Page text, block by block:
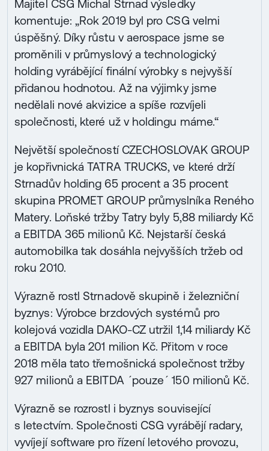
Majitel CSG Michal Strnad výsledky
komentuje: „Rok 2019 byl pro CSG velmi
úspěšný. Díky růstu v aerospace jsme se
proměnili v průmyslový a technologický
holding vyrábějící finální výrobky s nejvyšší
přidanou hodnotou. Až na výjimky jsme
nedělali nové akvizice a spíše rozvíjeli
společnosti, které už v holdingu máme.“
Největší společností CZECHOSLOVAK GROUP
je kopřivnická TATRA TRUCKS, ve které drží
Strnadův holding 65 procent a 35 procent
skupina PROMET GROUP průmyslníka Reného
Matery. Loňské tržby Tatry byly 5,88 miliardy Kč
a EBITDA 365 milionů Kč. Nejstarší česká
automobilka tak dosáhla nejvyšších tržeb od
roku 2010.
Výrazně rostl Strnadově skupině i železniční
byznys: Výrobce brzdových systémů pro
kolejová vozidla DAKO-CZ utržil 1,14 miliardy Kč
a EBITDA byla 201 milion Kč. Přitom v roce
2018 měla tato třemošnická společnost tržby
927 milionů a EBITDA ´pouze´ 150 milionů Kč.
Výrazně se rozrostl i byznys související
s letectvím. Společnosti CSG vyrábějí radary,
vyvíjejí software pro řízení letového provozu,